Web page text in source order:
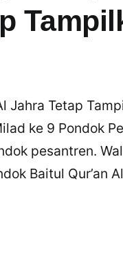
Jahra Tetap
ke 9 Pondok
pesantren.
Baitul Qur’an